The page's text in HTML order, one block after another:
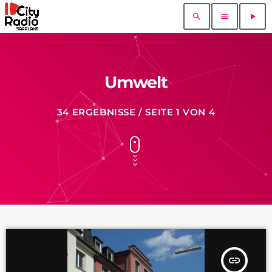
search menu play_arrow
Umwelt
34 ERGEBNISSE / SEITE 1 VON 4
insert_link